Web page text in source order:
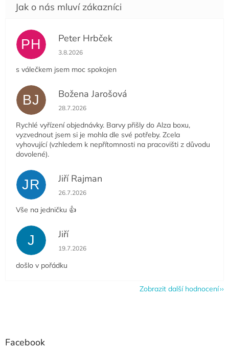
PH Peter Hrbček
Hodnocení obchodu je 5 z 5 hvězdiček.
3.8.2026
s válečkem jsem moc spokojen
BJ Božena Jarošová
Hodnocení obchodu je 5 z 5 hvězdiček.
28.7.2026
Rychlé vyřízení objednávky. Barvy přišly do Alza boxu,
vyzvednout jsem si je mohla dle své potřeby. Zcela
vyhovující (vzhledem k nepřítomnosti na pracovišti z důvodu
dovolené).
JR Jiří Rajman
Hodnocení obchodu je 5 z 5 hvězdiček.
26.7.2026
Vše na jedničku 👍
J Jiří
Hodnocení obchodu je 5 z 5 hvězdiček.
19.7.2026
došlo v pořádku
Zobrazit další hodnocení
Facebook